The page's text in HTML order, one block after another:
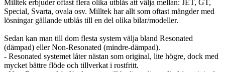
Milltek erbjuder oftast flera olika utblås att välja mellan: JET, GT,
Special, Svarta, ovala osv. Milltek har allt som oftast mängder med
lösningar gällande utblås till en del olika bilar/modeller.
Sedan kan man till dom flesta system välja bland Resonated
(dämpad) eller Non-Resonated (mindre-dämpad).
- Resonated systemet låter nästan som original, lite högre, dock med
mycket bättre flöde och tillverkat i rostfritt.